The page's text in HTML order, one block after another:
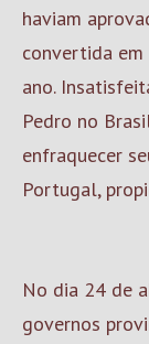
haviam
convertida
ano.
Pedro no
enfraquecer
Portugal,
No dia 24 de
governos